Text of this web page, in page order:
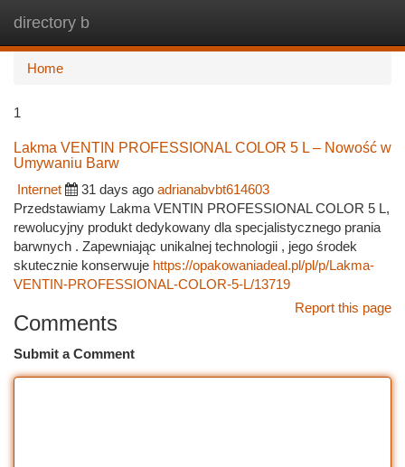
directory b
Home
1
Lakma VENTIN PROFESSIONAL COLOR 5 L – Nowość w
Umywaniu Barw
Internet
31 days ago adrianabvbt614603
Przedstawiamy Lakma VENTIN PROFESSIONAL COLOR 5 L,
rewolucyjny produkt dedykowany dla specjalistycznego prania
barwnych . Zapewniając unikalnej technologii , jego środek
skutecznie konserwuje https://opakowaniadeal.pl/pl/p/Lakma-
VENTIN-PROFESSIONAL-COLOR-5-L/13719
Report this page
Comments
Submit a Comment